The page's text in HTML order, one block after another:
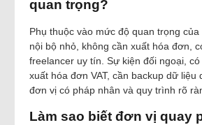
quan trọng?
Phụ thuộc vào mức độ quan trọng
nội bộ nhỏ, không cần xuất hóa đơn,
freelancer uy tín. Sự kiện đối ngoại, có
xuất hóa đơn VAT, cần backup dữ liệu
đơn vị có pháp nhân và quy trình rõ
Làm sao biết đơn vị quay